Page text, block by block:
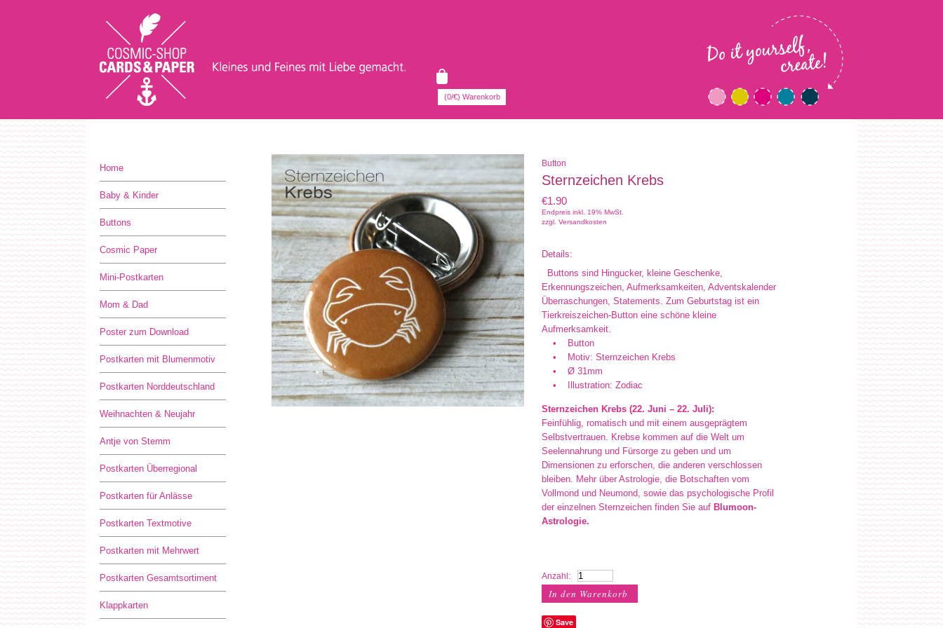
(0/€) Warenkorb
Home
Baby & Kinder
Buttons
Cosmic Paper
Mini-Postkarten
Mom & Dad
Poster zum Download
Postkarten mit Blumenmotiv
Postkarten Norddeutschland
Weihnachten & Neujahr
Antje von Stemm
Postkarten Überregional
Postkarten für Anlässe
Postkarten Textmotive
Postkarten mit Mehrwert
Postkarten Gesamtsortiment
Klappkarten
Button
Sternzeichen Krebs
€1.90
Endpreis inkl. 19% MwSt.
zzgl. Versandkosten
Details:
Buttons sind Hingucker, kleine Geschenke,
Erkennungszeichen, Aufmerksamkeiten, Adventskalender
Überraschungen, Statements. Zum Geburtstag ist ein
Tierkreiszeichen-Button eine schöne kleine
Aufmerksamkeit.
• Button
• Motiv: Sternzeichen Krebs
• Ø 31mm
• Illustration: Zodiac
Sternzeichen Krebs (22. Juni – 22. Juli):
Feinfühlig, romatisch und mit einem ausgeprägtem
Selbstvertrauen. Krebse kommen auf die Welt um
Seelennahrung und Fürsorge zu geben und um
Dimensionen zu erforschen, die anderen verschlossen
bleiben. Mehr über Astrologie, die Botschaften vom
Vollmond und Neumond, sowie das psychologische Profil
der einzelnen Sternzeichen finden Sie auf Blumoon-
Astrologie.
Anzahl:
Save